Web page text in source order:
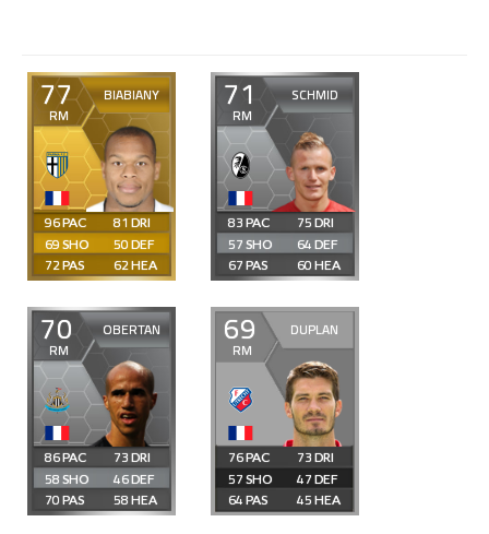
77
RM
BIABIANY
96
69
72
81
50
62
71
RM
SCHMID
83
57
67
75
64
60
70
RM
OBERTAN
86
58
70
73
46
58
69
RM
DUPLAN
76
57
64
73
47
45